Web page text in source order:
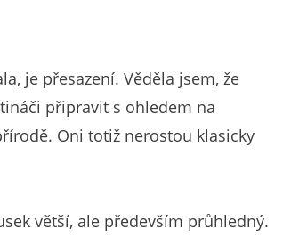
je přesazení. Věděla jsem, že
připravit s ohledem na
Oni totiž nerostou klasicky
větší, ale především průhledný.